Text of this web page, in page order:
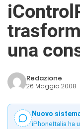
una
Redazione
26 Maggio 2008
Nuovo
iPhoneItalia ha